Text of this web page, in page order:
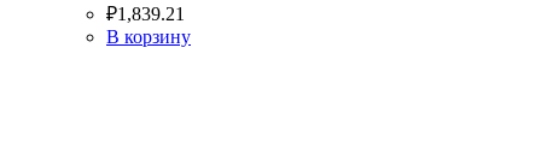
₽1,839.21
В корзину